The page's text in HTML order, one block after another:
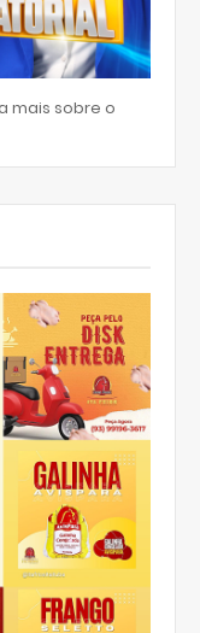
mais sobre o